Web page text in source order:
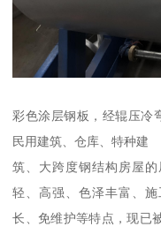
彩色涂层钢板，经辊压冷
民用建筑、仓库、特种建
筑、大跨度钢结构房屋
轻、高强、色泽丰富、
长、免维护等特点，现已